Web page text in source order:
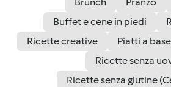
Brunch
Pranzo
Buffet e cene in piedi
Ricette creative
Piatti a
Ricette senza
Ricette senza glutine